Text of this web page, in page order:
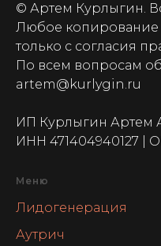
© Артем Курлыгин.
Любое копирование
только с согласия
По всем вопросам
artem@kurlygin.ru
ИП Курлыгин Артем
ИНН 471404940127 |
Меню
Лидогенерация
Аутрич